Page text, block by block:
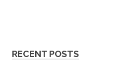
RECENT POSTS